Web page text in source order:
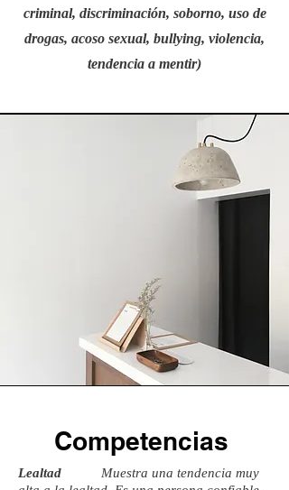
criminal, discriminación, soborno, uso de
drogas, acoso sexual, bullying, violencia,
tendencia a mentir)
Competencias
Lealtad
Muestra una tendencia muy